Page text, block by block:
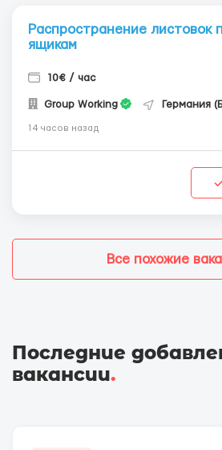
Распространение листовок
ящикам
10€ / час
Group Working Германия
14 часов назад
Все похожие
Последние
вакансии.